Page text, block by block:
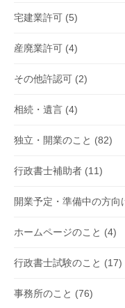
宅建業許可 (5)
産廃業許可 (4)
その他許認可 (2)
相続・遺言 (4)
独立・開業のこと (82)
行政書士補助者 (11)
開業予定・準備中の方向
ホームページのこと (4)
行政書士試験のこと (17)
事務所のこと (76)